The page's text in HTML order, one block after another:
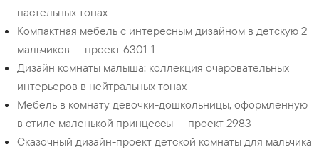
пастельных тонах
Компактная мебель с интересным дизайном в детскую 2
мальчиков — проект 6301-1
Дизайн комнаты малыша: коллекция очаровательных
интерьеров в нейтральных тонах
Мебель в комнату девочки-дошкольницы, оформленную
в стиле маленькой принцессы — проект 2983
Сказочный дизайн-проект детской комнаты для мальчика